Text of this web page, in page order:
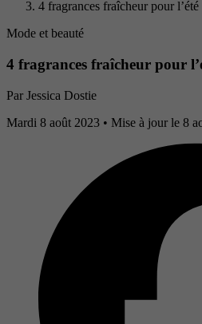
4 fragrances fraîcheur pour l’été
Mode et beauté
4 fragrances fraîcheur pour
Par Jessica Dostie
Mardi 8 août 2023 • Mise à jour le 8